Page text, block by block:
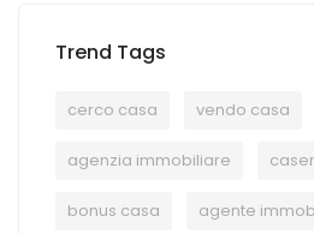
Trend Tags
cerco casa vendo casa
agenzia immobiliare
bonus casa agente